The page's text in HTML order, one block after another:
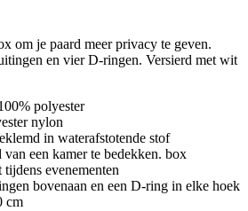
om je paard meer privacy te geven.
en vier D-ringen. Versierd met wit
polyester
nylon
in waterafstotende stof
een kamer te bedekken. box
evenementen
bovenaan en een D-ring in elke hoek
cm